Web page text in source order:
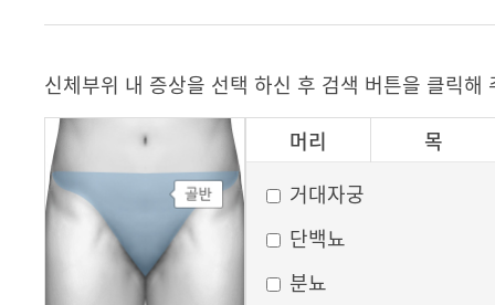
신체부위 내 증상을 선택 하신 후 검색 버튼을 클릭해
머리
목
그 외
거대자궁
단백뇨
분뇨